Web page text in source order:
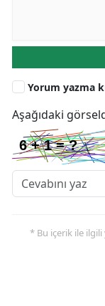
Yorum yazma
Aşağıdaki
* Bu içerik ile ilgili